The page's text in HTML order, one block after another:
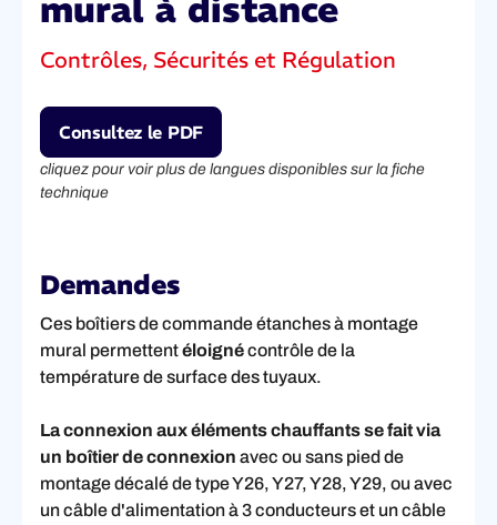
mural à distance
Contrôles, Sécurités et Régulation
Consultez le PDF
cliquez pour voir plus de langues disponibles sur la fiche
technique
Demandes
Ces boîtiers de commande étanches à montage
mural permettentéloignécontrôle de la
température de surface des tuyaux.
La connexion aux éléments chauffants se fait via
un boîtier de connexion avec ou sans pied de
montage décalé de type Y26, Y27, Y28, Y29, ou avec
un câble d'alimentation à 3 conducteurs et un câble